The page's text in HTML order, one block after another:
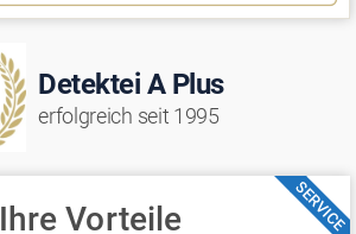
Detektei A Plus
erfolgreich seit 1995
SERVICE
Ihre Vorteile